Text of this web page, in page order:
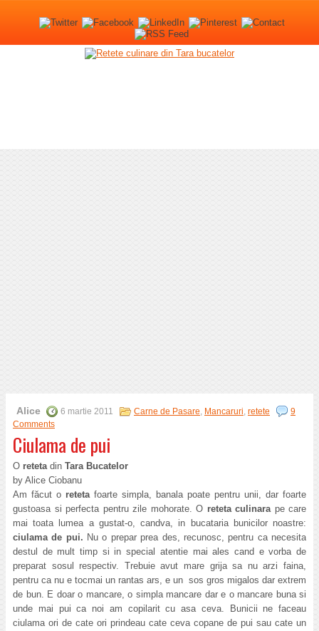
Alice 6 martie 2011 Carne de Pasare, Mancaruri, retete
9
Comments
Ciulama de pui
O retetadin Tara Bucatelor
by Alice Ciobanu
Am făcut o retetafoarte simpla, banala poate pentru unii, dar foarte
gustoasa si perfecta pentru zile mohorate. O reteta culinarape care
mai toata lumea a gustat-o, candva, in bucataria bunicilor noastre:
ciulama de pui. Nu o prepar prea des, recunosc, pentru ca necesita
destul de mult timp si in special atentie mai ales cand e vorba de
preparat sosul respectiv. Trebuie avut mare grija sa nu arzi faina,
pentru ca nu e tocmai un rantas ars, e un sos gros migalos dar extrem
de bun. E doar o mancare, o simpla mancare dar e o mancare buna si
unde mai pui ca noi am copilarit cu asa ceva. Bunicii ne faceau
ciulama ori de cate ori prindeau cate ceva copane de pui sau cate un